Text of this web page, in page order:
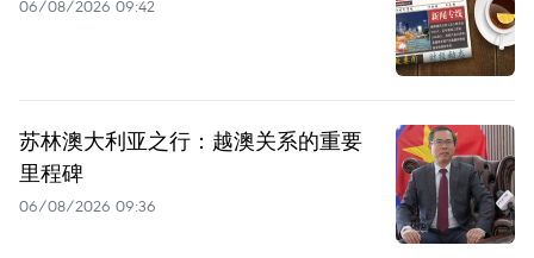
06/08/2026 09:42
苏林澳大利亚之行：越澳关系的重要
里程碑
06/08/2026 09:36